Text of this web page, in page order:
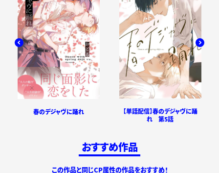
春のデジャヴに踊れ
【単話配信】春のデジャヴに踊
れ 第5話
おすすめ作品
この作品と同じCP属性の作品をおすすめ！